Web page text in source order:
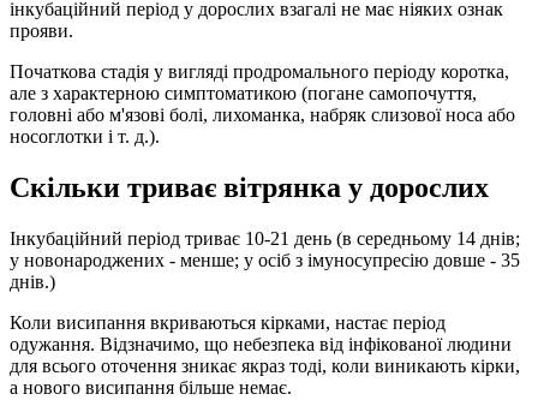
інкубаційний період у дорослих взагалі не має ніяких ознак
прояви.
Початкова стадія у вигляді продромального періоду коротка,
але з характерною симптоматикою (погане самопочуття,
головні або м'язові болі, лихоманка, набряк слизової носа або
носоглотки і т. д.).
Скільки триває вітрянка у дорослих
Інкубаційний період триває 10-21 день (в середньому 14 днів;
у новонароджених - менше; у осіб з імуносупресію довше - 35
днів.)
Коли висипання вкриваються кірками, настає період
одужання. Відзначимо, що небезпека від інфікованої людини
для всього оточення зникає якраз тоді, коли виникають кірки,
а нового висипання більше немає.